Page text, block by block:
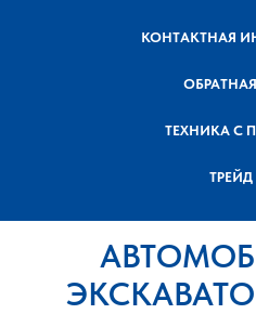
КОНТАКТНАЯ
ТЕХНИКА С